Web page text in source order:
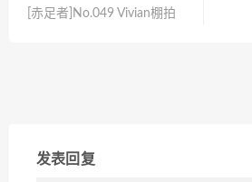
[赤足者]No.049 Vivian棚拍
发表回复